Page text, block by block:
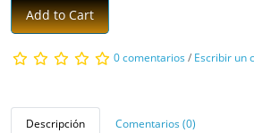
Add to Cart
0 comentarios/ Escribir un
Descripción Comentarios (0)